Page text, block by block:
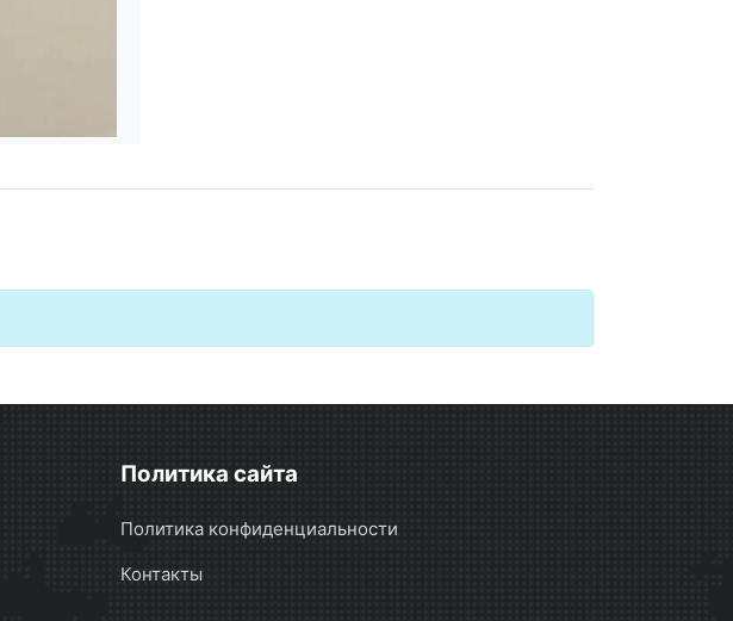
Политика сайта
Политика конфиденциальности
Контакты